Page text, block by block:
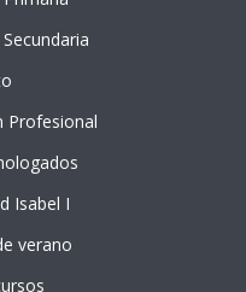
Profesional
Isabel I
verano